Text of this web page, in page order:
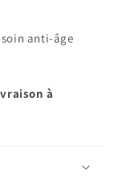
soin anti-âge
à